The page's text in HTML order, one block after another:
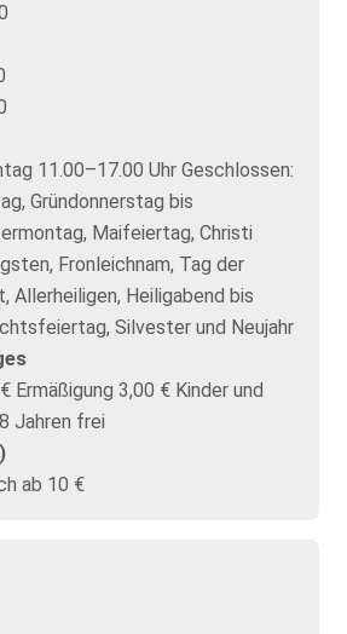
11.00–17.00 Uhr Geschlossen:
Gründonnerstag bis
Maifeiertag, Christi
Fronleichnam, Tag der
Allerheiligen, Heiligabend bis
Silvester und Neujahr
Ermäßigung 3,00 € Kinder und
Jahren frei
ab 10 €